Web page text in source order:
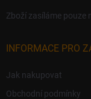
Zboží zasíláme pouze
INFORMACE PRO
Jak nakupovat
Obchodní podmínky